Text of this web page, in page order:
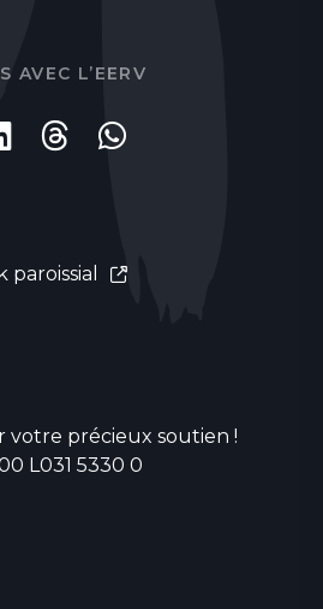
AVEC L’EERV
votre précieux soutien !
L031 5330 0